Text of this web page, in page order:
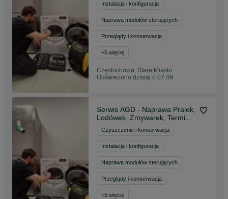
Instalacja i konfiguracja
Naprawa modułów sterujących
Przeglądy i konserwacja
+5 więcej
Częstochowa, Stare Miasto
Odświeżono dzisiaj o 07:49
Serwis AGD - Naprawa Pralek,
Lodówek, Zmywarek, Terminy
Czyszczenie i konserwacja
Instalacja i konfiguracja
Naprawa modułów sterujących
Przeglądy i konserwacja
+5 więcej